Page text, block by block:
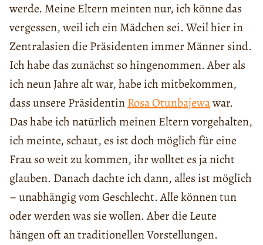
werde. Meine Eltern meinten nur, ich könne das
vergessen, weil ich ein Mädchen sei. Weil hier in
Zentralasien die Präsidenten immer Männer sind.
Ich habe das zunächst so hingenommen. Aber als
ich neun Jahre alt war, habe ich mitbekommen,
dass unsere PräsidentinRosa Otunbajewawar.
Das habe ich natürlich meinen Eltern vorgehalten,
ich meinte, schaut, es ist doch möglich für eine
Frau so weit zu kommen, ihr wolltet es ja nicht
glauben. Danach dachte ich dann, alles ist möglich
– unabhängig vom Geschlecht. Alle können tun
oder werden was sie wollen. Aber die Leute
hängen oft an traditionellen Vorstellungen.